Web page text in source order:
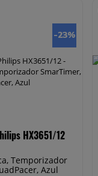
-23%
HX3651/12
Temporizador
Azul